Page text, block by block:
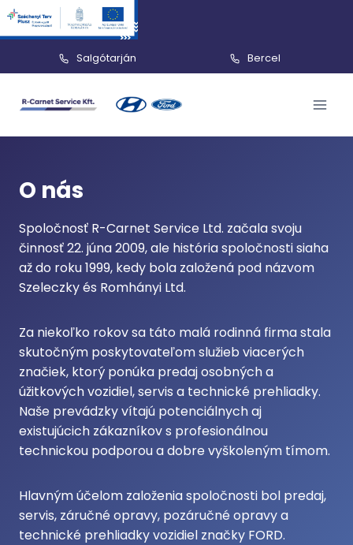
Salgótarján Bercel
O nás
Spoločnosť R-Carnet Service Ltd. začala svoju
činnosť 22. júna 2009, ale história spoločnosti siaha
až do roku 1999, kedy bola založená pod názvom
Szeleczky és Romhányi Ltd.
Za niekoľko rokov sa táto malá rodinná firma stala
skutočným poskytovateľom služieb viacerých
značiek, ktorý ponúka predaj osobných a
úžitkových vozidiel, servis a technické prehliadky.
Naše prevádzky vítajú potenciálnych aj
existujúcich zákazníkov s profesionálnou
technickou podporou a dobre vyškoleným tímom.
Hlavným účelom založenia spoločnosti bol predaj,
servis, záručné opravy, pozáručné opravy a
technické prehliadky vozidiel značky FORD.